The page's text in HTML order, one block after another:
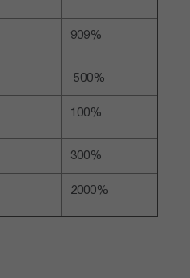
909%
500%
100%
300%
2000%